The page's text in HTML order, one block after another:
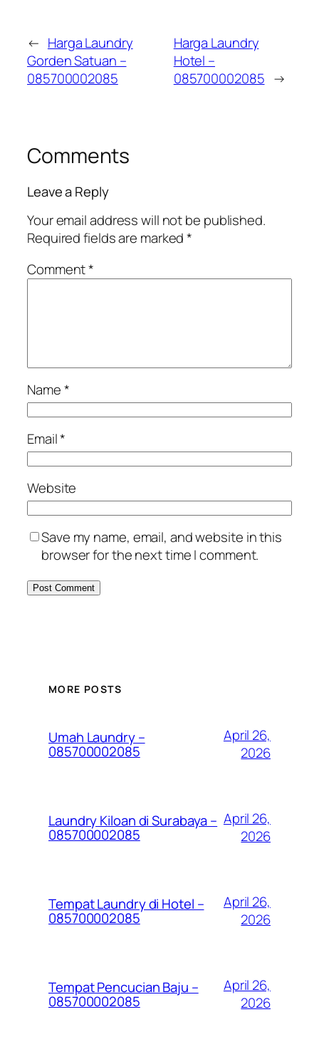
← Harga Laundry
Gorden Satuan –
085700002085
Harga Laundry
Hotel –
085700002085 →
Comments
Leave a Reply
Your email address will not be published.
Required fields are marked*
Comment*
Name*
Email*
Website
Save my name, email, and website in this
browser for the next time I comment.
MORE POSTS
Umah Laundry –
085700002085
April 26,
2026
Laundry Kiloan di Surabaya –
085700002085
April 26,
2026
Tempat Laundry di Hotel –
085700002085
April 26,
2026
Tempat Pencucian Baju –
085700002085
April 26,
2026